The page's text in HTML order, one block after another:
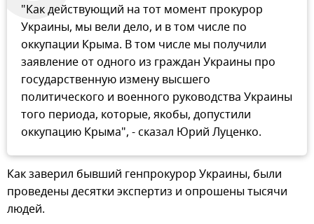
"Как действующий на тот момент прокурор
Украины, мы вели дело, и в том числе по
оккупации Крыма. В том числе мы получили
заявление от одного из граждан Украины про
государственную измену высшего
политического и военного руководства Украины
того периода, которые, якобы, допустили
оккупацию Крыма", - сказал Юрий Луценко.
Как заверил бывший генпрокурор Украины, были
проведены десятки экспертиз и опрошены тысячи
людей.